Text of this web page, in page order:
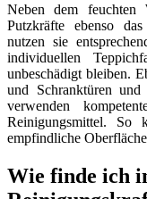
Neben dem feuchten
Putzkräfte ebenso
nutzen sie
individuellen
unbeschädigt bleiben.
und Schranktüren
verwenden
Reinigungsmittel. So
empfindliche
Wie finde ich